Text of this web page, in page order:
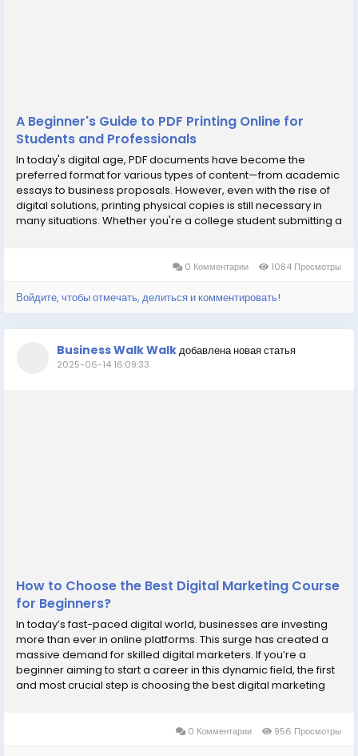
A Beginner's Guide to PDF Printing Online for
Students and Professionals
In today's digital age, PDF documents have become the
preferred format for various types of content—from academic
essays to business proposals. However, even with the rise of
digital solutions, printing physical copies is still necessary in
many situations. Whether you're a college student submitting a
0 Комментарии 1084 Просмотры
Войдите, чтобы отмечать, делиться и комментировать!
Business Walk Walkдобавлена новая статья
2025-06-14 16:09:33
How to Choose the Best Digital Marketing Course
for Beginners?
In today’s fast-paced digital world, businesses are investing
more than ever in online platforms. This surge has created a
massive demand for skilled digital marketers. If you’re a
beginner aiming to start a career in this dynamic field, the first
and most crucial step is choosing the best digital marketing
0 Комментарии 956 Просмотры